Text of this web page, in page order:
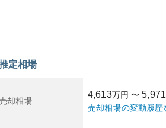
定相場
却相場
4,613万円 〜 5,971
売却相場の変動履歴